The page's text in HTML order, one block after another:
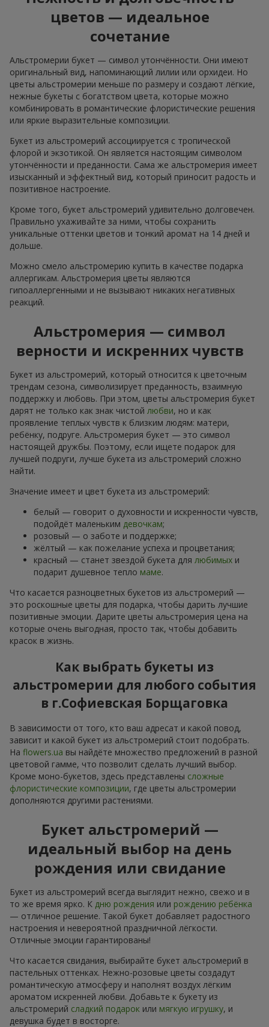
цветов — идеальное
сочетание
Альстромерии букет — символ утончённости. Они имеют
оригинальный вид, напоминающий лилии или орхидеи. Но
цветы альстромерии меньше по размеру и создают лёгкие,
нежные букеты с богатством цвета, которые можно
комбинировать в романтические флористические решения
или яркие выразительные композиции.
Букет из альстромерий ассоциируется с тропической
флорой и экзотикой. Он является настоящим символом
утончённости и преданности. Сама же альстромерия имеет
изысканный и эффектный вид, который приносит радость и
позитивное настроение.
Кроме того, букет альстромерий удивительно долговечен.
Правильно ухаживайте за ними, чтобы сохранить
уникальные оттенки цветов и тонкий аромат на 14 дней и
дольше.
Можно смело альстромерию купить в качестве подарка
аллергикам. Альстромерия цветы являются
гипоаллергенными и не вызывают никаких негативных
реакций.
Альстромерия — символ
верности и искренних чувств
Букет из альстромерий, который относится к цветочным
трендам сезона, символизирует преданность, взаимную
поддержку и любовь. При этом, цветы альстромерия букет
дарят не только как знак чистой любви, но и как
проявление теплых чувств к близким людям: матери,
ребёнку, подруге. Альстромерия букет — это символ
настоящей дружбы. Поэтому, если ищете подарок для
лучшей подруги, лучше букета из альстромерий сложно
найти.
Значение имеет и цвет букета из альстромерий:
белый — говорит о духовности и искренности чувств,
подойдёт маленьким девочкам;
розовый — о заботе и поддержке;
жёлтый — как пожелание успеха и процветания;
красный — станет звездой букета для любимых и
подарит душевное тепло маме.
Что касается разноцветных букетов из альстромерий —
это роскошные цветы для подарка, чтобы дарить лучшие
позитивные эмоции. Дарите цветы альстромерия цена на
которые очень выгодная, просто так, чтобы добавить
красок в жизнь.
Как выбрать букеты из
альстромерии для любого события
в г.Софиевская Борщаговка
В зависимости от того, кто ваш адресат и какой повод,
зависит и какой букет из альстромерий стоит подобрать.
На flowers.ua вы найдёте множество предложений в разной
цветовой гамме, что позволит сделать лучший выбор.
Кроме моно-букетов, здесь представлены сложные
флористические композиции, где цветы альстромерии
дополняются другими растениями.
Букет альстромерий —
идеальный выбор на день
рождения или свидание
Букет из альстромерий всегда выглядит нежно, свежо и в
то же время ярко. К дню рождения или рождению ребёнка
— отличное решение. Такой букет добавляет радостного
настроения и невероятной праздничной лёгкости.
Отличные эмоции гарантированы!
Что касается свидания, выбирайте букет альстромерий в
пастельных оттенках. Нежно-розовые цветы создадут
романтическую атмосферу и наполнят воздух лёгким
ароматом искренней любви. Добавьте к букету из
альстромерий сладкий подарок или мягкую игрушку, и
девушка будет в восторге.